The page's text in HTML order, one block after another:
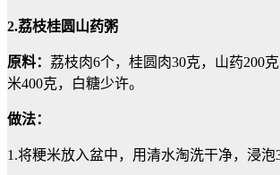
2.荔枝桂圆山药粥
原料： 荔枝肉6个，桂圆肉30克，山药200
米400克，白糖少许。
做法：
1.将粳米放入盆中，用清水淘洗干净，浸泡